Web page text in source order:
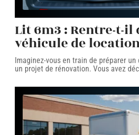
Lit 6m3 : Rentre-t-il
véhicule de
Imaginez-vous en train de préparer un
un projet de rénovation. Vous avez